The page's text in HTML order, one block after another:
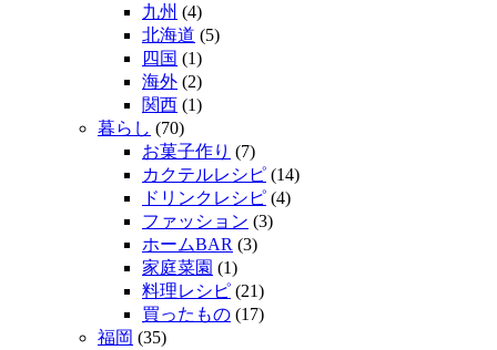
九州 (4)
北海道 (5)
四国 (1)
海外 (2)
関西 (1)
暮らし (70)
お菓子作り (7)
カクテルレシピ (14)
ドリンクレシピ (4)
ファッション (3)
ホームBAR (3)
家庭菜園 (1)
料理レシピ (21)
買ったもの (17)
福岡 (35)